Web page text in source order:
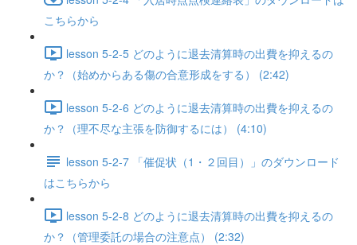
こちらから
lesson 5-2-5 どのように退去清算時の出費を抑えるの
か？（始めからある傷の合意形成をする） (2:42)
lesson 5-2-6 どのように退去清算時の出費を抑えるの
か？（理不尽な主張を防御するには） (4:10)
lesson 5-2-7 「催促状（1・２回目）」のダウンロード
はこちらから
lesson 5-2-8 どのように退去清算時の出費を抑えるの
か？（管理委託の場合の注意点） (2:32)